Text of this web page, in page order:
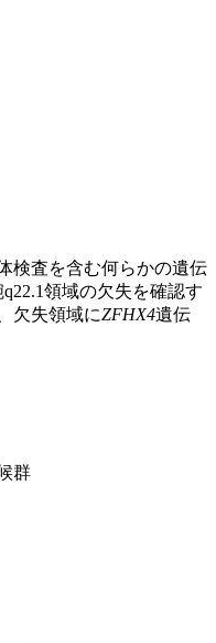
検査を含む何らかの遺伝
領域の欠失を確認す
欠失領域にZFHX4遺伝
群